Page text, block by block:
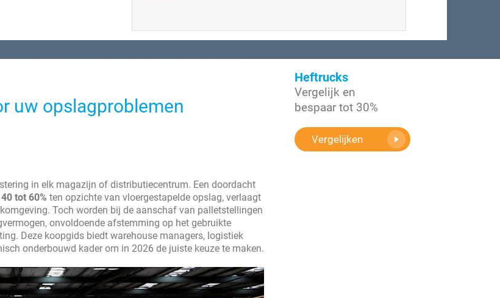
uw opslagproblemen
in elk magazijn of distributiecentrum. Een doordacht
40 tot 60% ten opzichte van vloergestapelde opslag, verlaagt
Toch worden bij de aanschaf van palletstellingen
onvoldoende afstemming op het gebruikte
Deze koopgids biedt warehouse managers, logistiek
onderbouwd kader om in 2026 de juiste keuze te maken.
Heftrucks
Vergelijk en
bespaar tot 30%
Vergelijken